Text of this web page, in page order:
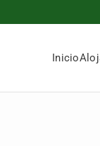
Inicio